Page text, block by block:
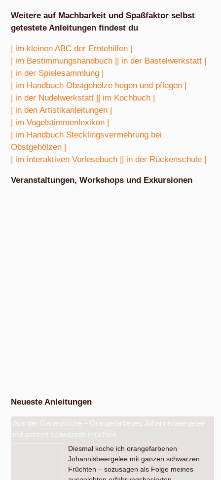
Weitere auf Machbarkeit und Spaßfaktor selbst
getestete Anleitungen findest du
| im kleinen ABC der Erntehilfen |
| im Bestimmungshandbuch || in der Bastelwerkstatt |
| in der Spielesammlung |
| im Handbuch Obstgehölze hegen und pflegen |
| in der Nudelwerkstatt || im Kochbuch |
| in den Artistikanleitungen |
| im Vogelstimmenlexikon |
| im Handbuch Stecklingsvermehrung bei
Obstgehölzen |
| im interaktiven Vorlesebuch || in der Rückenschule |
Veranstaltungen, Workshops und Exkursionen
Neueste Anleitungen
Aus der Gartenküche – Orangefarbenes Johannisbeergelee
mit ganzen schwarzen Früchten
Diesmal koche ich orangefarbenen
Johannisbeergelee mit ganzen schwarzen
Früchten – sozusagen als Folge meines